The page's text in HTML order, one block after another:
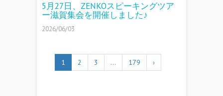
5月27日、ZENKOスピーキングツア
ー滋賀集会を開催しました♪
2026/06/03
1 2 3 … 179 ›